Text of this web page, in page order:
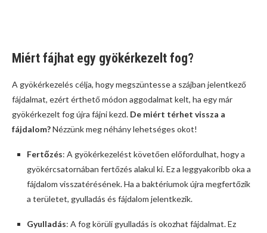
Miért fájhat egy gyökérkezelt fog?
A gyökérkezelés célja, hogy megszüntesse a szájban jelentkező
fájdalmat, ezért érthető módon aggodalmat kelt, ha egy már
gyökérkezelt fog újra fájni kezd. De miért térhet vissza a
fájdalom?Nézzünk meg néhány lehetséges okot!
Fertőzés: A gyökérkezelést követően előfordulhat, hogy a
gyökércsatornában fertőzés alakul ki. Ez a leggyakoribb oka a
fájdalom visszatérésének. Ha a baktériumok újra megfertőzik
a területet, gyulladás és fájdalom jelentkezik.
Gyulladás: A fog körüli gyulladás is okozhat fájdalmat. Ez